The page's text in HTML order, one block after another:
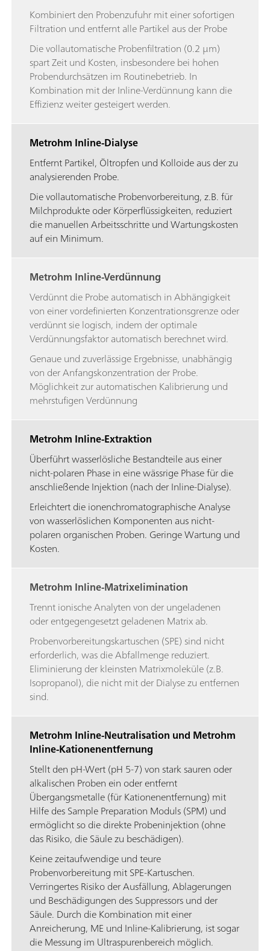
Kombiniert den Probenzufuhr mit einer sofortigen
Filtration und entfernt alle Partikel aus der Probe
Die vollautomatische Probenfiltration (0.2 µm)
spart Zeit und Kosten, insbesondere bei hohen
Probendurchsätzen im Routinebetrieb. In
Kombination mit der Inline-Verdünnung kann die
Effizienz weiter gesteigert werden.
Metrohm Inline-Dialyse
Entfernt Partikel, Öltropfen und Kolloide aus der zu
analysierenden Probe.
Die vollautomatische Probenvorbereitung, z.B. für
Milchprodukte oder Körperflüssigkeiten, reduziert
die manuellen Arbeitsschritte und Wartungskosten
auf ein Minimum.
Metrohm Inline-Verdünnung
Verdünnt die Probe automatisch in Abhängigkeit
von einer vordefinierten Konzentrationsgrenze oder
verdünnt sie logisch, indem der optimale
Verdünnungsfaktor automatisch berechnet wird.
Genaue und zuverlässige Ergebnisse, unabhängig
von der Anfangskonzentration der Probe.
Möglichkeit zur automatischen Kalibrierung und
mehrstufigen Verdünnung
Metrohm Inline-Extraktion
Überführt wasserlösliche Bestandteile aus einer
nicht-polaren Phase in eine wässrige Phase für die
anschließende Injektion (nach der Inline-Dialyse).
Erleichtert die ionenchromatographische Analyse
von wasserlöslichen Komponenten aus nicht-
polaren organischen Proben. Geringe Wartung und
Kosten.
Metrohm Inline-Matrixelimination
Trennt ionische Analyten von der ungeladenen
oder entgegengesetzt geladenen Matrix ab.
Probenvorbereitungskartuschen (SPE) sind nicht
erforderlich, was die Abfallmenge reduziert.
Eliminierung der kleinsten Matrixmoleküle (z.B.
Isopropanol), die nicht mit der Dialyse zu entfernen
sind.
Metrohm Inline-Neutralisation und Metrohm
Inline-Kationenentfernung
Stellt den pH-Wert (pH 5-7) von stark sauren oder
alkalischen Proben ein oder entfernt
Übergangsmetalle (für Kationenentfernung) mit
Hilfe des Sample Preparation Moduls (SPM) und
ermöglicht so die direkte Probeninjektion (ohne
das Risiko, die Säule zu beschädigen).
Keine zeitaufwendige und teure
Probenvorbereitung mit SPE-Kartuschen.
Verringertes Risiko der Ausfällung, Ablagerungen
und Beschädigungen des Suppressors und der
Säule. Durch die Kombination mit einer
Anreicherung, ME und Inline-Kalibrierung, ist sogar
die Messung im Ultraspurenbereich möglich.